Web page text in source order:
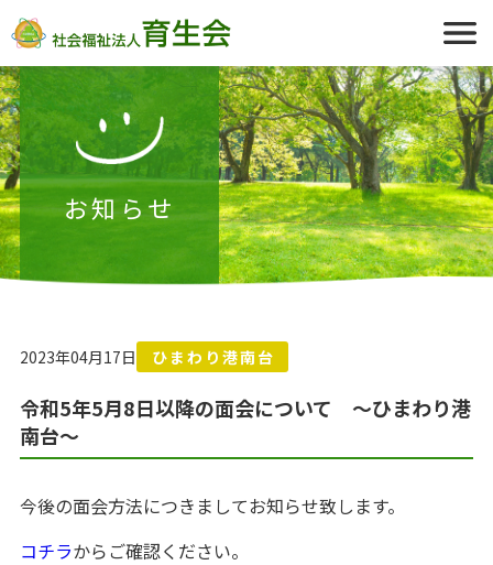
お知らせ
2023年04月17日 ひまわり港南台
令和5年5月8日以降の面会について ～ひまわり港
南台～
今後の面会方法につきましてお知らせ致します。
コチラからご確認ください。